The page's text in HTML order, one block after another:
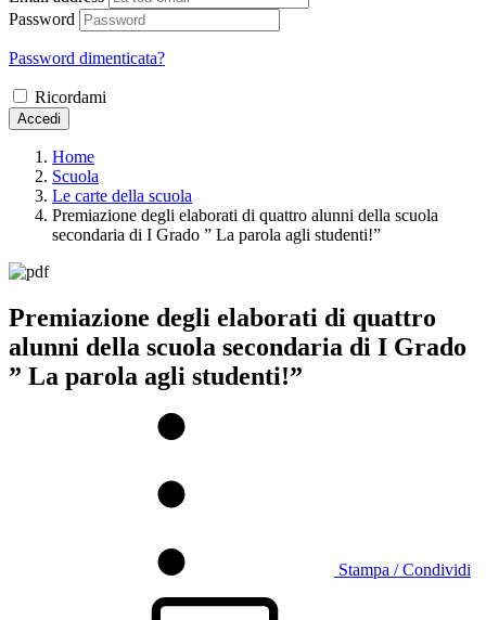
Password
Password dimenticata?
Ricordami
Accedi
Home
Scuola
Le carte della scuola
Premiazione degli elaborati di quattro alunni della scuola
secondaria di I Grado ” La parola agli studenti!”
Premiazione degli elaborati di quattro
alunni della scuola secondaria di I Grado
” La parola agli studenti!”
Stampa / Condividi